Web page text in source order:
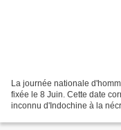
La journée nationale
fixée le 8 Juin. Cette date
inconnu d'Indochine à la